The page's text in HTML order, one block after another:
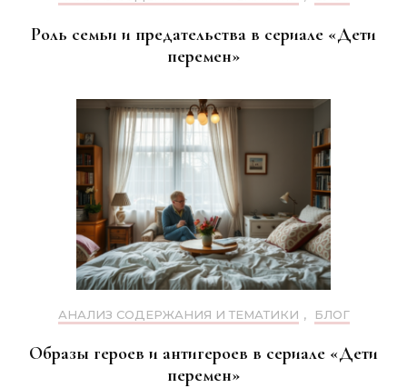
Роль семьи и предательства в сериале «Дети
перемен»
АНАЛИЗ СОДЕРЖАНИЯ И ТЕМАТИКИ , БЛОГ
Образы героев и антигероев в сериале «Дети
перемен»